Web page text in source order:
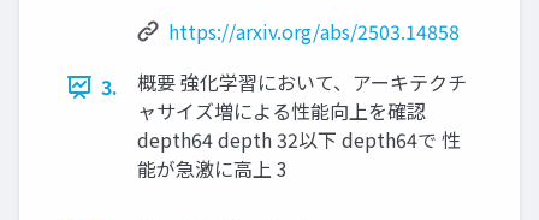
https://arxiv.org/abs/2503.14858
3.
概要 強化学習において、アーキテクチ
ャサイズ増による性能向上を確認
depth64 depth 32以下 depth64で 性
能が急激に高上 3